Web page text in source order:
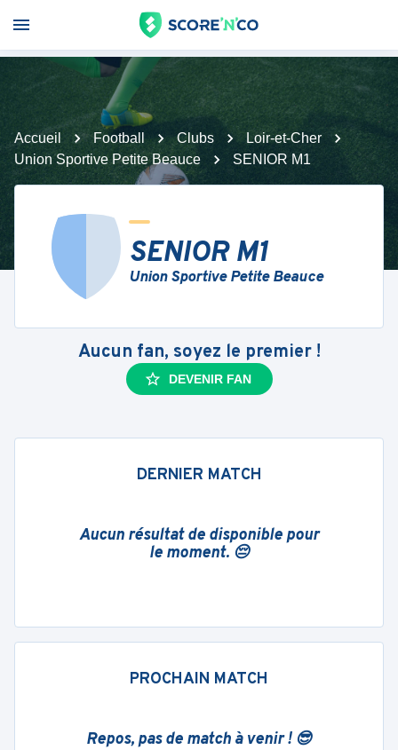
Accueil Football Clubs
Loir-et-Cher
Union Sportive Petite Beauce
SENIOR M1
SENIOR M1
Union Sportive Petite Beauce
Aucun fan, soyez le premier !
DEVENIR FAN
DERNIER MATCH
Aucun résultat de disponible pour
le moment. 😔
PROCHAIN MATCH
Repos, pas de match à venir ! 😎